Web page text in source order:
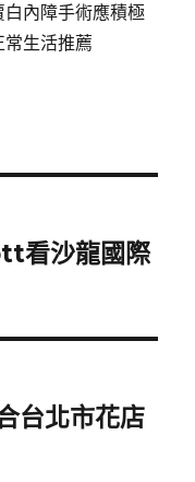
內障手術應積極
生活推薦
看沙龍國際
台北市花店